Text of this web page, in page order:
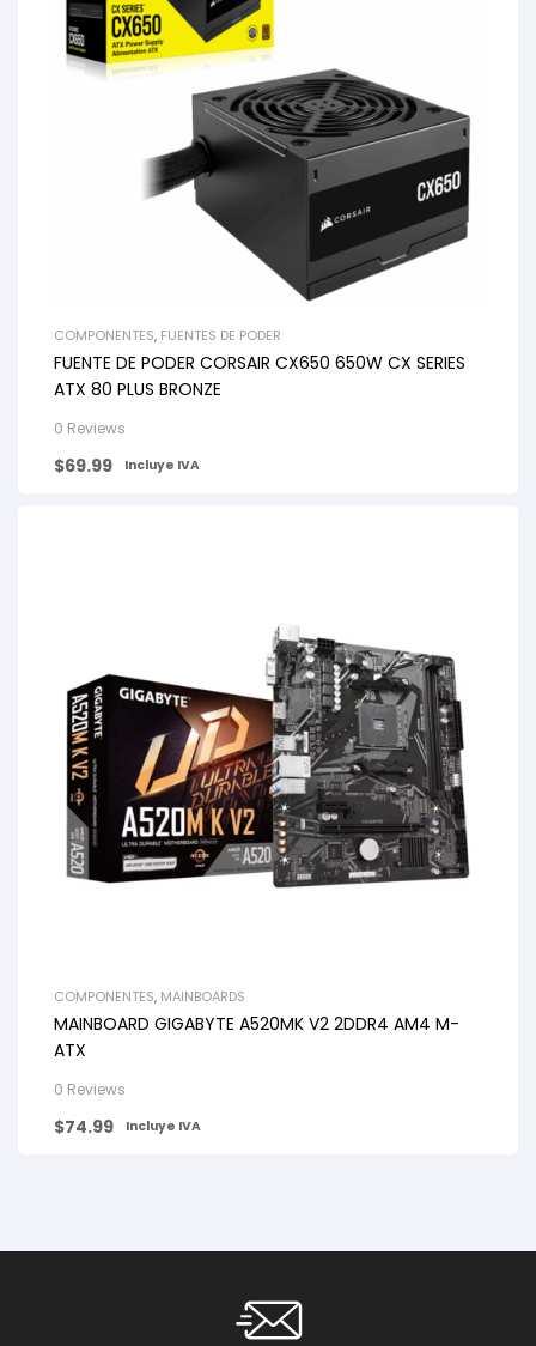
COMPONENTES, FUENTES DE PODER
FUENTE DE PODER CORSAIR CX650 650W CX SERIES
ATX 80 PLUS BRONZE
0 Reviews
$69.99 Incluye IVA
COMPONENTES, MAINBOARDS
MAINBOARD GIGABYTE A520MK V2 2DDR4 AM4 M-
ATX
0 Reviews
$74.99 Incluye IVA